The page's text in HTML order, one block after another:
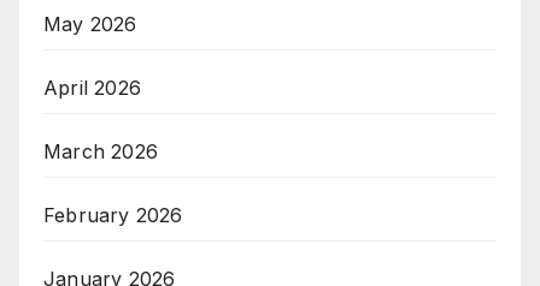
May 2026
April 2026
March 2026
February 2026
January 2026